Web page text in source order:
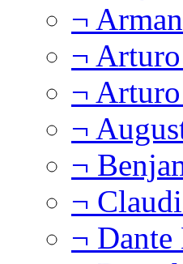
¬
¬
¬
¬
¬
¬
¬